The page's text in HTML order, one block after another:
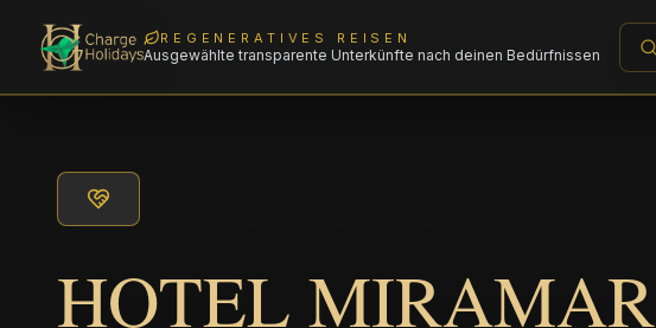
REGENERATIVES REISEN
Ausgewählte transparente Unterkünfte nach deinen Bedürfnissen
HOTEL MIRAMAR